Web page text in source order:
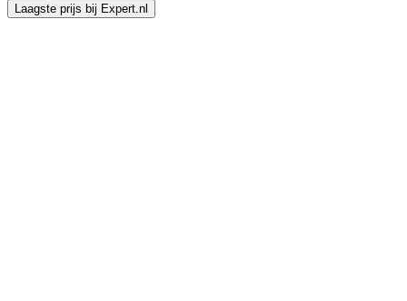
Laagste prijs bij Expert.nl